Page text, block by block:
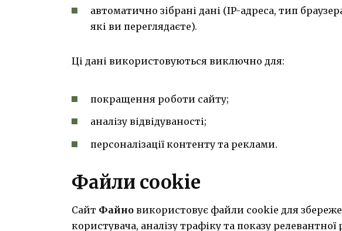
автоматично зібрані дані (IP-адреса, тип
які ви переглядаєте).
Ці дані використовуються виключно для:
покращення роботи сайту;
аналізу відвідуваності;
персоналізації контенту та реклами.
Файли cookie
Сайт Файно використовує файли cookie для
користувача, аналізу трафіку та показу релевантної